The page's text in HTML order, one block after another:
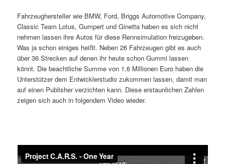
Fahrzeughersteller wie BMW, Ford, Briggs Automotive Company,
Classic Team Lotus, Gumpert und Ginetta haben es sich nicht
nehmen lassen ihre Autos für diese Rennsimulation freizugeben.
Was ja schon einiges heißt. Neben 26 Fahrzeugen gibt es auch
über 36 Strecken auf denen ihr heute schon Gummi lassen
könnt. Die beachtliche Summe von 1,6 Millionen Euro haben die
Unterstützer dem Entwicklerstudio zukommen lassen, damit man
auf einen Publisher verzichten kann. Diese erstaunlichen Zahlen
zeigen sich auch in folgendem Video wieder.